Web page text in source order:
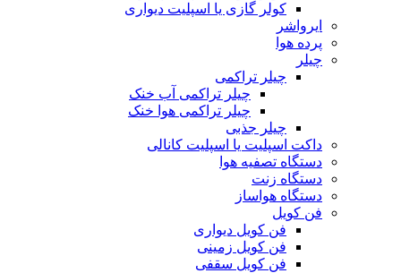
کولر گازی یا اسپلیت دیواری
ایرواشر
پرده هوا
چیلر
چیلر تراکمی
چیلر تراکمی آب خنک
چیلر تراکمی هوا خنک
چیلر جذبی
داکت اسپلیت یا اسپلیت کانالی
دستگاه تصفیه هوا
دستگاه زنت
دستگاه هواساز
فن کویل
فن کویل دیواری
فن کویل زمینی
فن کویل سقفی